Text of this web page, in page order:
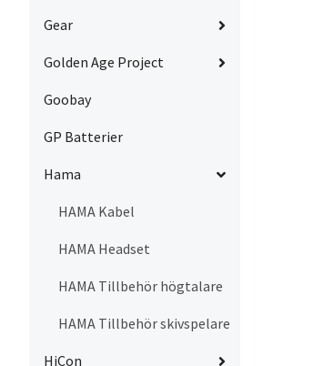
Gear
Golden Age Project
Goobay
GP Batterier
Hama
HAMA Kabel
HAMA Headset
HAMA Tillbehör högtalare
HAMA Tillbehör skivspelare
HiCon